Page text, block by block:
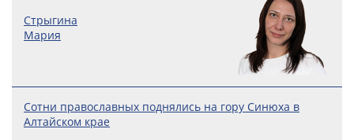
Стрыгина
Мария
Сотни православных поднялись на гору Синюха в
Алтайском крае